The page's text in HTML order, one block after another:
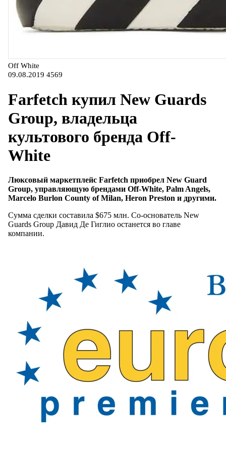
Off White
09.08.2019 4569
Farfetch купил New Guards
Group, владельца
культового бренда Off-
White
Люксовый маркетплейс Farfetch приобрел New Guard
Group, управляющую брендами Off-White, Palm Angels,
Marcelo Burlon County of Milan, Heron Preston и другими.
Сумма сделки составила $675 млн. Со-основатель New
Guards Group Давид Де Гиглио останется во главе
компании.